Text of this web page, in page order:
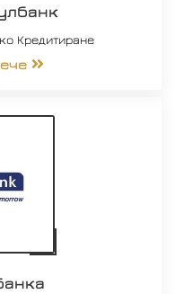
Кредитиране